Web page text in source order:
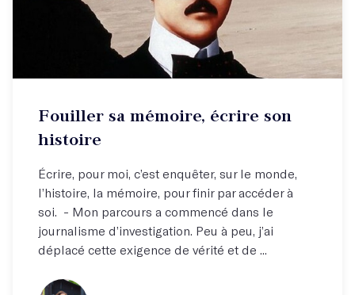
Libérez-vous et écrivez votre histoire !
Fouiller sa mémoire, écrire son
histoire
Écrire, pour moi, c’est enquêter, sur le monde,
l’histoire, la mémoire, pour finir par accéder à
soi. - Mon parcours a commencé dans le
journalisme d’investigation. Peu à peu, j’ai
déplacé cette exigence de vérité et de ...